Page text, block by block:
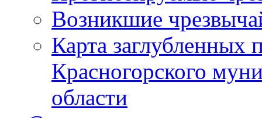
Возникшие
Карта
Красногорского
области